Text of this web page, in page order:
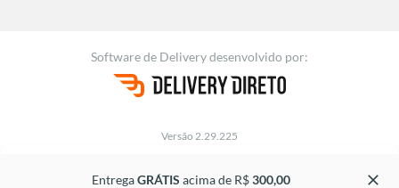
EntregaGRÁTIS acima de R$300,00 close
Software de Deliverydesenvolvido por:
Versão 2.29.225